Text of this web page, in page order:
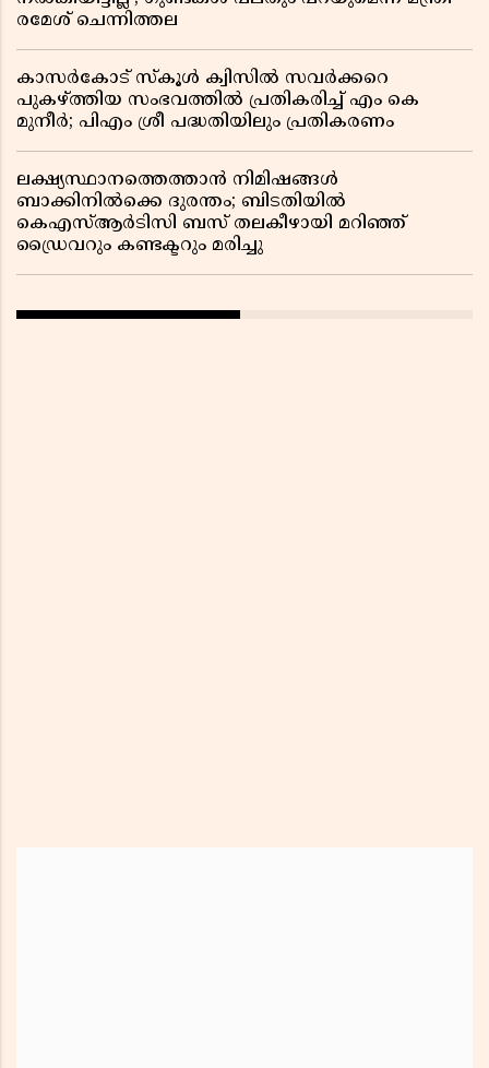
രമേശ് ചെന്നിത്തല
കാസർകോട് സ്കൂൾ ക്വിസിൽ സവർക്കറെ
പുകഴ്ത്തിയ സംഭവത്തിൽ പ്രതികരിച്ച് എം കെ
മുനീർ; പിഎം ശ്രീ പദ്ധതിയിലും പ്രതികരണം
ലക്ഷ്യസ്ഥാനത്തെത്താൻ നിമിഷങ്ങൾ
ബാക്കിനിൽക്കെ ദുരന്തം; ബിടതിയിൽ
കെഎസ്ആർടിസി ബസ് തലകീഴായി മറിഞ്ഞ്
ഡ്രൈവറും കണ്ടക്ടറും മരിച്ചു